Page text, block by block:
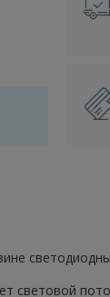
световой